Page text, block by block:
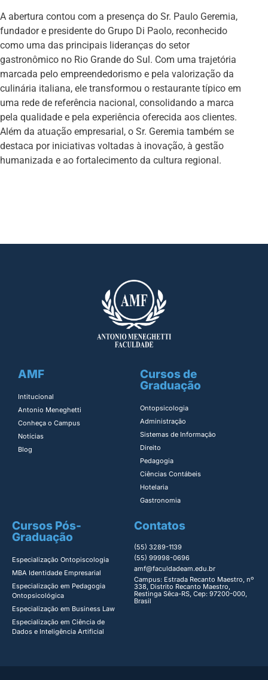
A abertura contou com a presença do Sr. Paulo Geremia,
fundador e presidente do Grupo Di Paolo, reconhecido
como uma das principais lideranças do setor
gastronômico no Rio Grande do Sul. Com uma trajetória
marcada pelo empreendedorismo e pela valorização da
culinária italiana, ele transformou o restaurante típico em
uma rede de referência nacional, consolidando a marca
pela qualidade e pela experiência oferecida aos clientes.
Além da atuação empresarial, o Sr. Geremia também se
destaca por iniciativas voltadas à inovação, à gestão
humanizada e ao fortalecimento da cultura regional.
AMF
Intitucional
Antonio Meneghetti
Conheça o Campus
Notícias
Blog
Cursos de
Graduação
Ontopsicologia ​
Administração​
Sistemas de Informação​
Direito​
Pedagogia
Ciências Contábeis
Hotelaria
Gastronomia
Cursos Pós-
Graduação
Especialização Ontopiscologia ​
MBA Identidade Empresarial​
Especialização em Pedagogia
Ontopsicológica​
Especialização em Business Law
Especialização em Ciência de
Dados e Inteligência Artificial
Contatos
(55) 3289-1139
(55) 99998-0696
amf@faculdadeam.edu.br
Campus: Estrada Recanto Maestro, nº
338, Distrito Recanto Maestro,
Restinga Sêca-RS, Cep: 97200-000,
Brasil